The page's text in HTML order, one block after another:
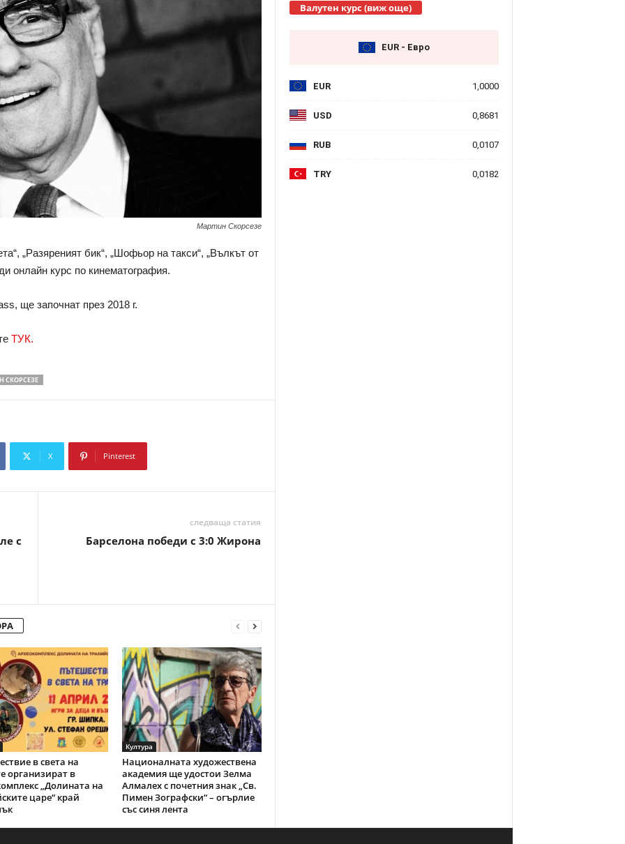
Мартин Скорсезе
„Разяреният бик“, „Шофьор на такси“, „Вълкът от
онлайн курс по кинематография.
ще започнат през 2018 г.
ТУК.
СКОРСЕЗЕ
X Pinterest
с
следваща статия
Барселона победи с 3:0 Жирона
в света на
организират в
„Долината на
царе“ край
Култура
Националната художествена
академия ще удостои Зелма
Алмалех с почетния знак „Св.
Пимен Зографски“ – огърлие
със синя лента
Валутен курс (виж още)
EUR - Евро
EUR 1,0000
USD 0,8681
RUB 0,0107
TRY 0,0182